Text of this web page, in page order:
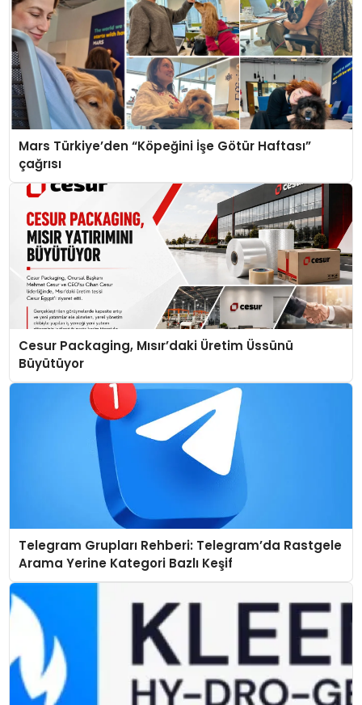
Mars Türkiye’den “Köpeğini İşe Götür Haftası”
çağrısı
Cesur Packaging, Mısır’daki Üretim Üssünü
Büyütüyor
Telegram Grupları Rehberi: Telegram’da Rastgele
Arama Yerine Kategori Bazlı Keşif